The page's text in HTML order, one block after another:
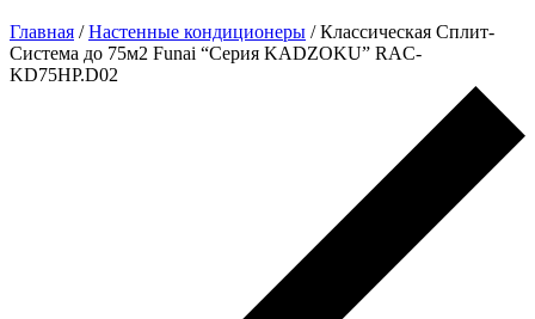
Главная /Настенные кондиционеры / Классическая Сплит-
Система до 75м2 Funai “Серия KADZOKU” RAC-
KD75HP.D02